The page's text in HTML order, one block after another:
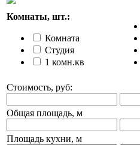
Комнаты, шт.:
Комната
Студия
1 комн.кв
Стоимость, руб:
Общая площадь, м
Площадь кухни, м